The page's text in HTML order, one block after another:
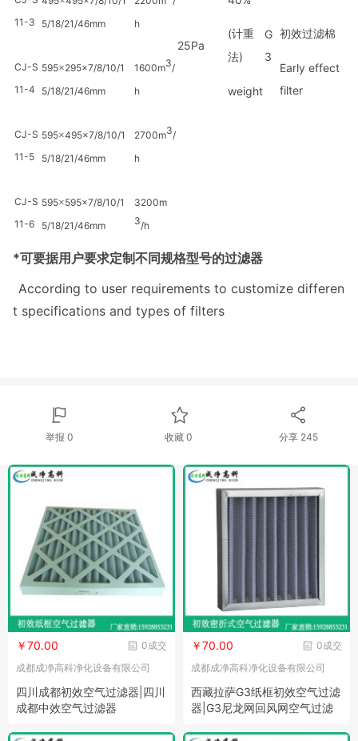
25Pa
(计重
法)
weight
G
3
初效过滤棉
Early effect
filter
11-3
5/18/21/46mm
h
CJ-S
11-4
595×295×7/8/10/1
5/18/21/46mm
1600m3/
h
CJ-S
11-5
595×495×7/8/10/1
5/18/21/46mm
2700m3/
h
CJ-S
11-6
595×595×7/8/10/1
5/18/21/46mm
3200m
3/h
*可要据用户要求定制不同规格型号的过滤器
According to user requirements to customize differen
t specifications and types of filters
举报 0 收藏 0 分享 245
0成交
￥70.00
成都成净高科净化设备有限公司
四川成都初效空气过滤器|四川
成都中效空气过滤器
0成交
￥70.00
成都成净高科净化设备有限公司
西藏拉萨G3纸框初效空气过滤
器|G3尼龙网回风网空气过滤